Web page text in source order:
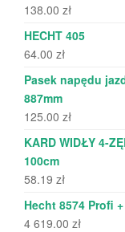
138.00 zł
HECHT 405
64.00 zł
Pasek napędu
887mm
125.00 zł
KARD WIDŁY 4-
100cm
58.19 zł
Hecht 8574 Profi
4 619.00 zł